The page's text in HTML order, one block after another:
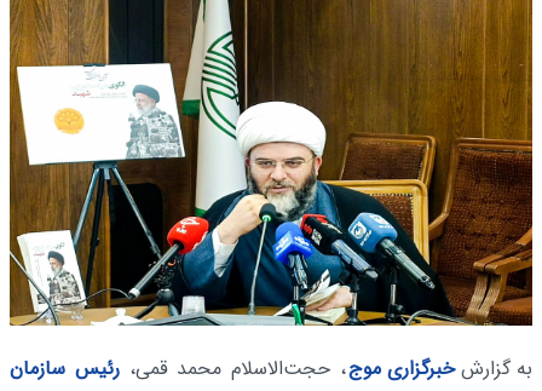
به گزارشخبرگزاری موج، حجت‌الاسلام محمد قمی،رئیس سازمان